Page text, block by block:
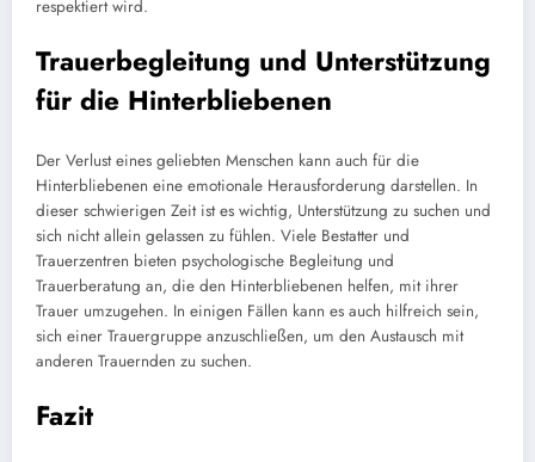
respektiert wird.
Trauerbegleitung und Unterstützung
für die Hinterbliebenen
Der Verlust eines geliebten Menschen kann auch für die
Hinterbliebenen eine emotionale Herausforderung darstellen. In
dieser schwierigen Zeit ist es wichtig, Unterstützung zu suchen und
sich nicht allein gelassen zu fühlen. Viele Bestatter und
Trauerzentren bieten psychologische Begleitung und
Trauerberatung an, die den Hinterbliebenen helfen, mit ihrer
Trauer umzugehen. In einigen Fällen kann es auch hilfreich sein,
sich einer Trauergruppe anzuschließen, um den Austausch mit
anderen Trauernden zu suchen.
Fazit